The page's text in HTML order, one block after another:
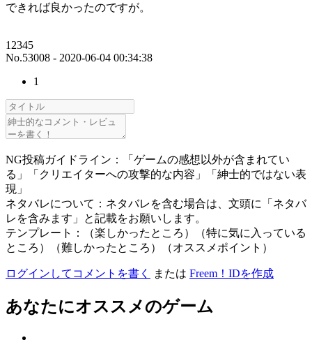
できれば良かったのですが。
12345
No.53008 - 2020-06-04 00:34:38
1
NG投稿ガイドライン：「ゲームの感想以外が含まれてい
る」「クリエイターへの攻撃的な内容」「紳士的ではない表
現」
ネタバレについて：ネタバレを含む場合は、文頭に「ネタバ
レを含みます」と記載をお願いします。
テンプレート：（楽しかったところ）（特に気に入っている
ところ）（難しかったところ）（オススメポイント）
ログインしてコメントを書く または Freem！IDを作成
あなたにオススメのゲーム